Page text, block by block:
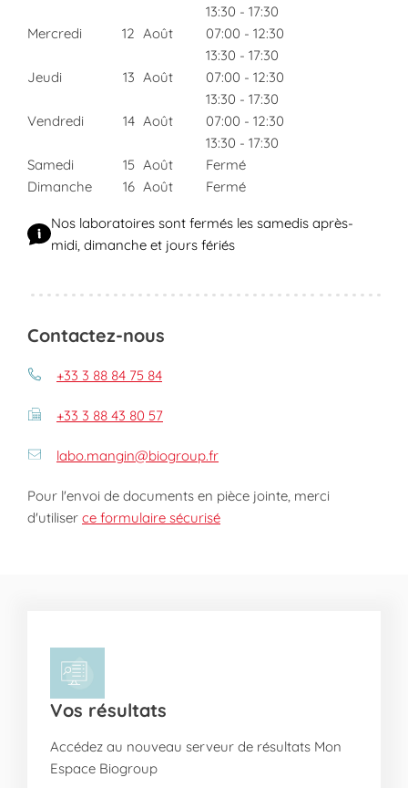
13:30 - 17:30
Mercredi
12 Août 07:00 - 12:30
13:30 - 17:30
Jeudi
13 Août 07:00 - 12:30
13:30 - 17:30
Vendredi
14 Août 07:00 - 12:30
13:30 - 17:30
Samedi
15 Août
Fermé
Dimanche
16 Août Fermé
Nos laboratoires sont fermés les samedis après-
midi, dimanche et jours fériés
Contactez-nous
+33 3 88 84 75 84
+33 3 88 43 80 57
labo.mangin@biogroup.fr
Pour l'envoi de documents en pièce jointe, merci
d'utiliser ce formulaire sécurisé
Vos résultats
Accédez au nouveau serveur de résultats Mon
Espace Biogroup